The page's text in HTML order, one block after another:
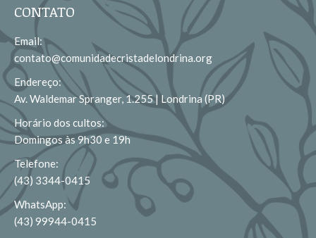
CONTATO
Email:
contato@comunidadecristadelondrina.org
Endereço:
Av. Waldemar Spranger, 1.255 | Londrina (PR)
Horário dos cultos:
Domingos às 9h30 e 19h
Telefone:
(43) 3344-0415
WhatsApp:
(43) 99944-0415